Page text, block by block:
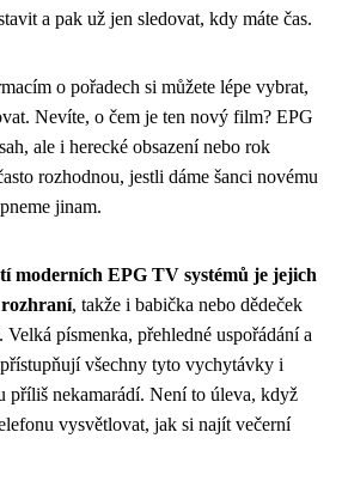
a pak už jen sledovat, kdy máte čas.
o pořadech si můžete lépe vybrat,
Nevíte, o čem je ten nový film? EPG
ale i herecké obsazení nebo rok
rozhodnou, jestli dáme šanci novému
jinam.
moderních EPG TV systémů je jejich
, takže i babička nebo dědeček
písmenka, přehledné uspořádání a
všechny tyto vychytávky i
příliš nekamarádí. Není to úleva, když
vysvětlovat, jak si najít večerní